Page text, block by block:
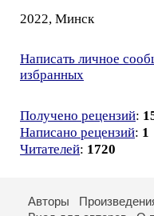
2022, Минск
Написать личное
избранных
Получено рецензий:
Написано рецензий: 1
Читателей: 1720
Авторы